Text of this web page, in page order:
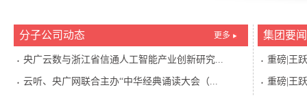
分子公司动态 更多
央广云数与浙江省信通人工智能产业创新研究...
云听、央广网联合主办“中华经典诵读大会（...
集团要闻
重磅|王
重磅|王